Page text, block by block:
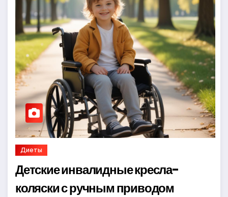
Диеты
Детские инвалидные кресла-
коляски с ручным приводом